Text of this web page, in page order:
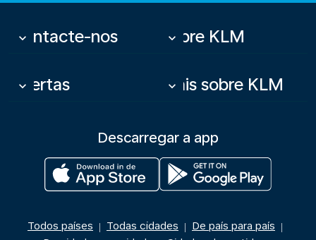
Contacte-nos
keyboard_arrow_down Sobre KLM
keyboard_arrow_down
Ofertas
keyboard_arrow_down Mais sobre KLM
keyboard_arrow_down
Descarregar a app
Todos países | Todas cidades | De país para país |